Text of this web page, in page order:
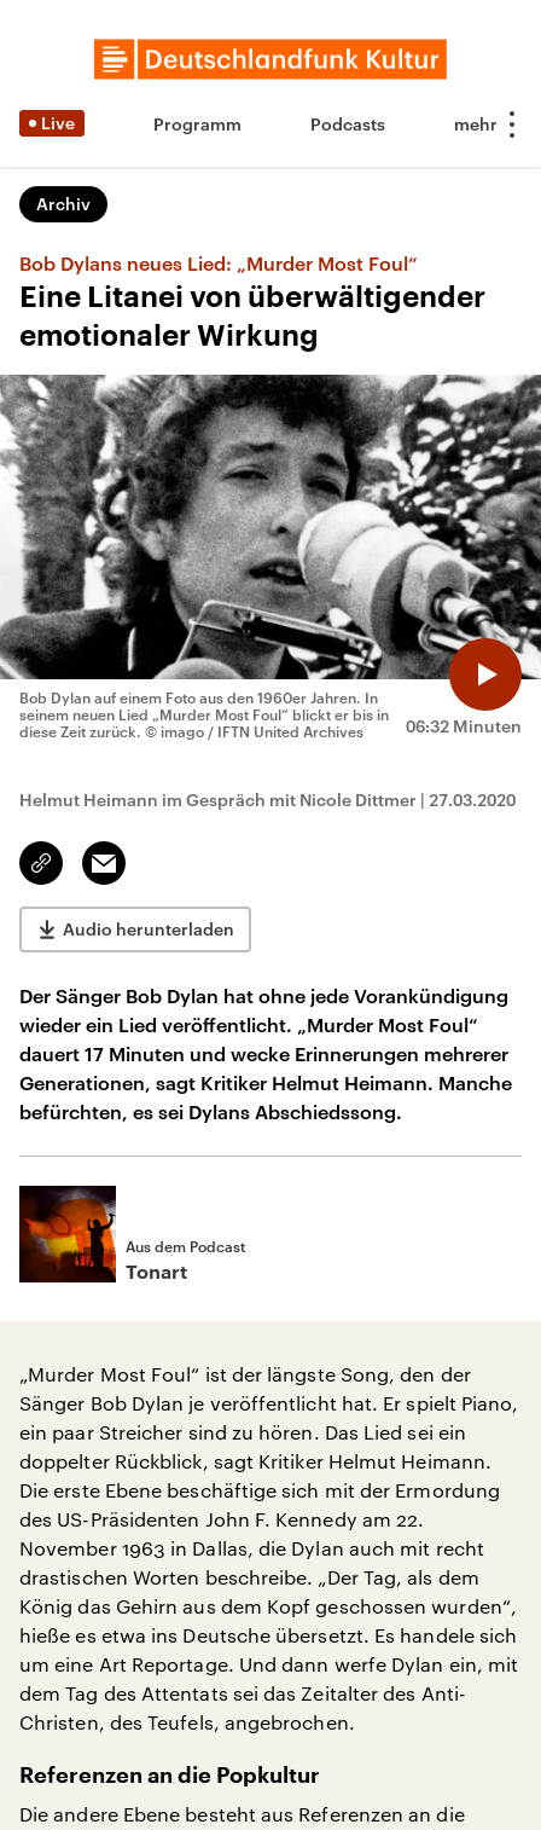
Live Programm Podcasts
Archiv
Bob Dylans neues Lied: „Murder Most Foul“
Eine Litanei von überwältigender
emotionaler Wirkung
06:32 Minuten
Bob Dylan auf einem Foto aus den 1960er Jahren. In
seinem neuen Lied „Murder Most Foul“ blickt er bis in
diese Zeit zurück. © imago / IFTN United Archives
Helmut Heimann im Gespräch mit Nicole Dittmer | 27.03.2020
Link
kopieren/teilen
Email
Audio herunterladen
Der Sänger Bob Dylan hat ohne jede Vorankündigung
wieder ein Lied veröffentlicht. „Murder Most Foul“
dauert 17 Minuten und wecke Erinnerungen mehrerer
Generationen, sagt Kritiker Helmut Heimann. Manche
befürchten, es sei Dylans Abschiedssong.
Aus dem Podcast
Tonart
„Murder Most Foul“ ist der längste Song, den der
Sänger Bob Dylan je veröffentlicht hat. Er spielt Piano,
ein paar Streicher sind zu hören. Das Lied sei ein
doppelter Rückblick, sagt Kritiker Helmut Heimann.
Die erste Ebene beschäftige sich mit der Ermordung
des US-Präsidenten John F. Kennedy am 22.
November 1963 in Dallas, die Dylan auch mit recht
drastischen Worten beschreibe. „Der Tag, als dem
König das Gehirn aus dem Kopf geschossen wurden“,
hieße es etwa ins Deutsche übersetzt. Es handele sich
um eine Art Reportage. Und dann werfe Dylan ein, mit
dem Tag des Attentats sei das Zeitalter des Anti-
Christen, des Teufels, angebrochen.
Referenzen an die Popkultur
Die andere Ebene besteht aus Referenzen an die